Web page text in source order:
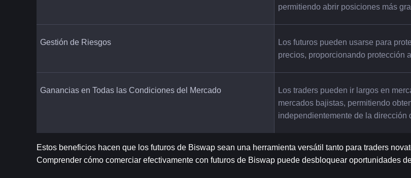
permitiendo abrir posiciones más
Gestión de Riesgos
Los futuros pueden usarse para
precios, proporcionando protección
Ganancias en Todas las Condiciones del Mercado
Los traders pueden ir largos en
mercados bajistas, permitiendo
independientemente de la dirección
Estos beneficios hacen que los futuros de Biswap sean una herramienta versátil tanto para traders
Comprender cómo comerciar efectivamente con futuros de Biswap puede desbloquear oportunidades